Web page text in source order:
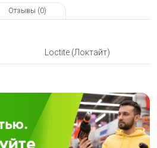
Отзывы (0)
Loctite (Локтайт)